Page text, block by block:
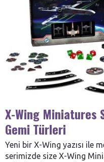
X-Wing Miniatures
Gemi Türleri
Yeni bir X-Wing yazısı ile
serimizde size X-Wing